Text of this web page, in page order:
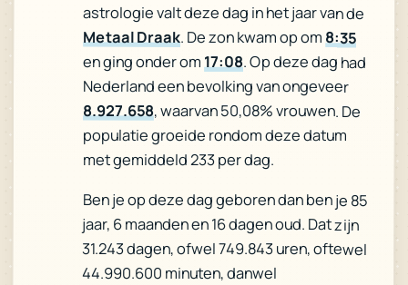
astrologie valt deze dag in het jaar van de
Metaal Draak. De zon kwam op om8:35
en ging onder om 17:08. Op deze dag had
Nederland een bevolking van ongeveer
8.927.658, waarvan 50,08% vrouwen. De
populatie groeide rondom deze datum
met gemiddeld 233 per dag.
Ben je op deze dag geboren dan ben je 85
jaar, 6 maanden en 16 dagen oud. Dat zijn
31.243 dagen, ofwel 749.843 uren, oftewel
44.990.600 minuten, danwel